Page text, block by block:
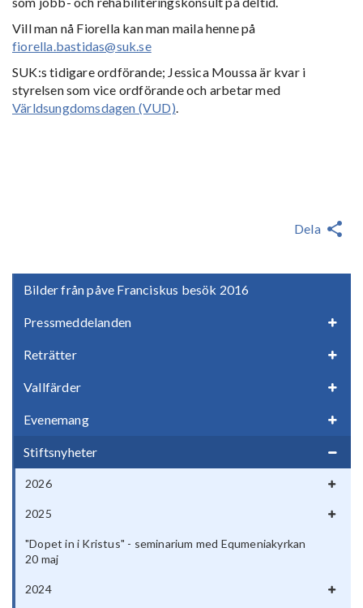
Bilder från påve Franciskus besök 2016
Pressmeddelanden
Reträtter
Vallfärder
Evenemang
Stiftsnyheter
2026
2025
"Dopet in i Kristus" - seminarium med Equmeniakyrkan
20 maj
2024
Vill man nå Fiorella kan man maila henne på
fiorella.bastidas@suk.se
SUK:s tidigare ordförande; Jessica Moussa är kvar i
styrelsen som vice ordförande och arbetar med
Världsungdomsdagen (VUD).
Dela